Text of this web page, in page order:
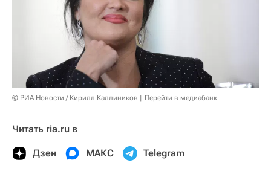
© РИА Новости / Кирилл Каллиников Перейти в медиабанк
Читать ria.ru в
Дзен МАКС Telegram